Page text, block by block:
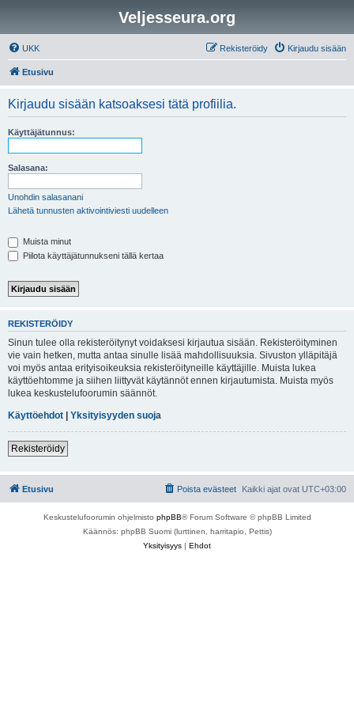
Veljesseura.org
UKK Kirjaudu sisään
Rekisteröidy
Etusivu
Kirjaudu sisään katsoaksesi tätä profiilia.
Käyttäjätunnus:
Salasana:
Unohdin salasanani
Lähetä tunnusten aktivointiviesti uudelleen
Muista minut
Piilota käyttäjätunnukseni tällä kertaa
REKISTERÖIDY
Sinun tulee olla rekisteröitynyt voidaksesi kirjautua sisään. Rekisteröityminen
vie vain hetken, mutta antaa sinulle lisää mahdollisuuksia. Sivuston ylläpitäjä
voi myös antaa erityisoikeuksia rekisteröityneille käyttäjille. Muista lukea
käyttöehtomme ja siihen liittyvät käytännöt ennen kirjautumista. Muista myös
lukea keskustelufoorumin säännöt.
Käyttöehdot | Yksityisyyden suoja
Rekisteröidy
Etusivu Kaikki ajat ovat UTC+03:00
Poista evästeet
Keskustelufoorumin ohjelmisto phpBB® Forum Software © phpBB Limited
Käännös: phpBB Suomi (lurttinen, harritapio, Pettis)
Yksityisyys | Ehdot